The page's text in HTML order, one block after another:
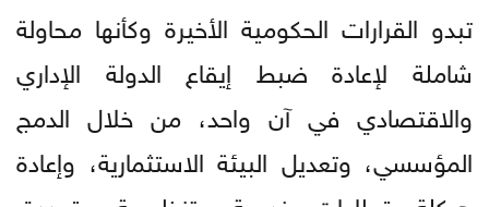
تبدو القرارات الحكومية الأخيرة وكأنها محاولة
شاملة لإعادة ضبط إيقاع الدولة الإداري
والاقتصادي في آن واحد، من خلال الدمج
المؤسسي، وتعديل البيئة الاستثمارية، وإعادة